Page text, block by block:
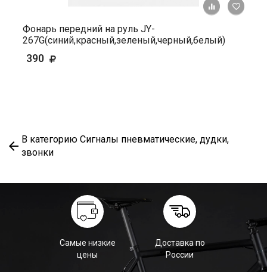
+ К
Фонарь передний на руль JY-
267G(синий,красный,зеленый,черный,белый)
390
В категорию Сигналы пневматические, дудки,
звонки
Самые низкие
цены
Доставка по
России